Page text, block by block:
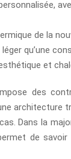
de la
qu’une
et
des
architecture
Dans la
de